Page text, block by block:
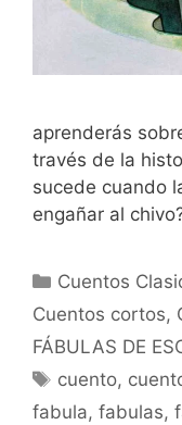
aprenderás
través de la
sucede cuando
engañar al
Categorías
Cuentos
Cuentos cortos,
FÁBULAS DE
Etiquetas
cuento,
fabula, fabulas,